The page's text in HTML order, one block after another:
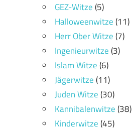
GEZ-Witze(5)
Halloweenwitze(11)
Herr Ober Witze(7)
Ingenieurwitze(3)
Islam Witze(6)
Jägerwitze(11)
Juden Witze(30)
Kannibalenwitze(38)
Kinderwitze(45)